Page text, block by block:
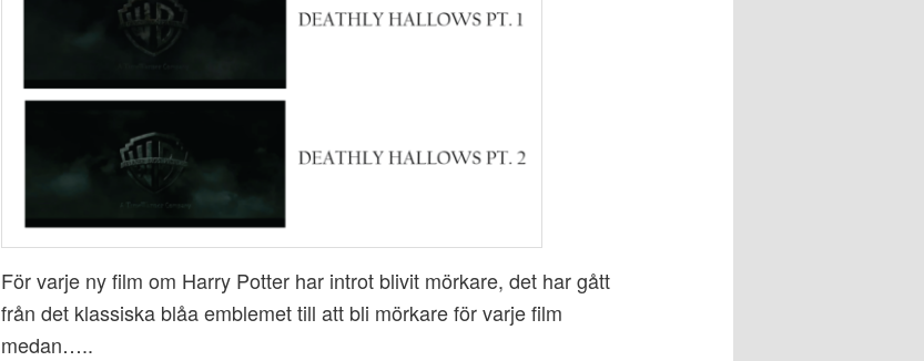
För varje ny film om Harry Potter har introt blivit mörkare, det har gått
från det klassiska blåa emblemet till att bli mörkare för varje film
medan…..